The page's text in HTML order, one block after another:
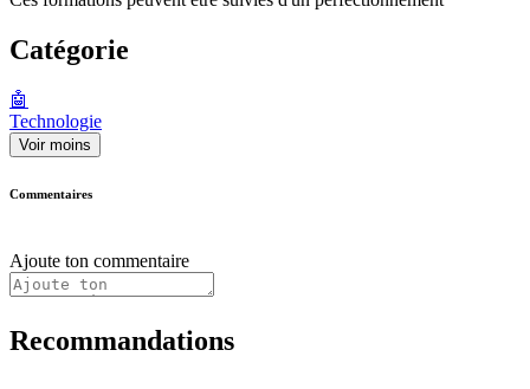
Catégorie
🤖
Technologie
Voir moins
Commentaires
Ajoute ton commentaire
Recommandations